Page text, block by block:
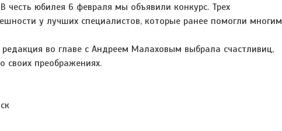
честь юбилея 6 февраля мы объявили конкурс. Трех
у лучших специалистов, которые ранее помогли многим
во главе с Андреем Малаховым выбрала счастливиц,
своих преображениях.